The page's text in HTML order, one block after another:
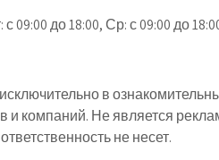
09:00 до 18:00, Ср: с 09:00 до
в
и компаний. Не является
не несет.